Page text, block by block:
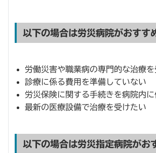
以下の場合は労災病院がおすす
労働災害や職業病の専門的な治療
診療に係る費用を準備していない
労災保険に関する手続きを病院内
最新の医療設備で治療を受けたい
以下の場合は労災指定病院がお